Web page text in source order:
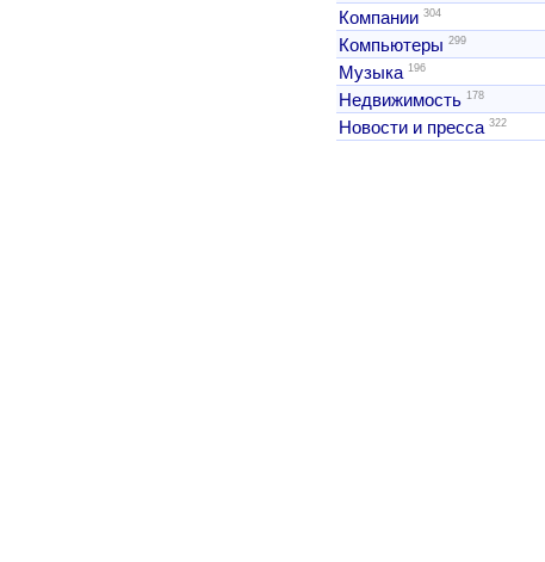
Компании 304
Компьютеры 299
Музыка 196
Недвижимость 178
Новости и пресса 322